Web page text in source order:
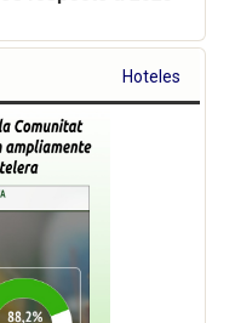
Hoteles